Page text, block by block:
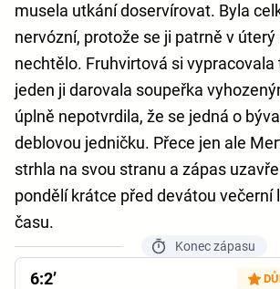
musela utkání doservírovat. Byla
nervózní, protože se ji patrně v úterý
nechtělo. Fruhvirtová si vypracovala
jeden ji darovala soupeřka
úplně nepotvrdila, že se jedná o
deblovou jedničku. Přece jen ale
strhla na svou stranu a zápas
pondělí krátce před devátou večerní
času.
Konec zápasu
6:2’